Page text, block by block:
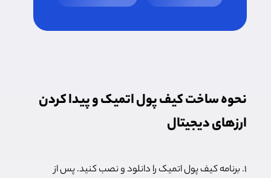
نحوه ساخت کیف پول اتمیک و پیدا کردن
ارزهای دیجیتال
۱. برنامه کیف پول اتمیک را دانلود و نصب کنید. پس از